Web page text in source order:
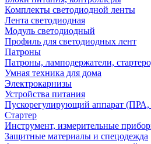
Комплекты светодиодной ленты
Лента светодиодная
Модуль светодиодный
Профиль для светодиодных лент
Патроны
Патроны, ламподержатели,
Умная техника для дома
Электрокарнизы
Устройства питания
Пускорегулирующий аппарат
Стартер
Инструмент, измерительные
Защитные материалы и спецодежда